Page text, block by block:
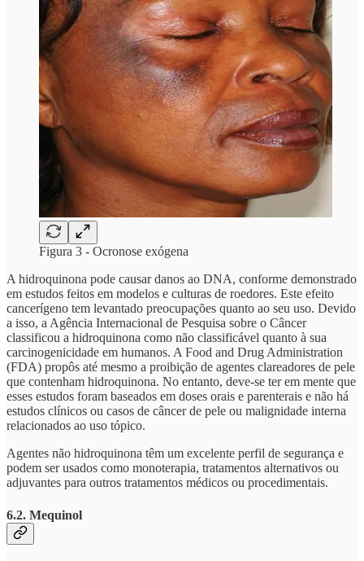
Figura 3 - Ocronose exógena
A hidroquinona pode causar danos ao DNA, conforme demonstrado
em estudos feitos em modelos e culturas de roedores. Este efeito
cancerígeno tem levantado preocupações quanto ao seu uso. Devido
a isso, a Agência Internacional de Pesquisa sobre o Câncer
classificou a hidroquinona como não classificável quanto à sua
carcinogenicidade em humanos. A Food and Drug Administration
(FDA) propôs até mesmo a proibição de agentes clareadores de pele
que contenham hidroquinona. No entanto, deve-se ter em mente que
esses estudos foram baseados em doses orais e parenterais e não há
estudos clínicos ou casos de câncer de pele ou malignidade interna
relacionados ao uso tópico.
Agentes não hidroquinona têm um excelente perfil de segurança e
podem ser usados como monoterapia, tratamentos alternativos ou
adjuvantes para outros tratamentos médicos ou procedimentais.
6.2. Mequinol